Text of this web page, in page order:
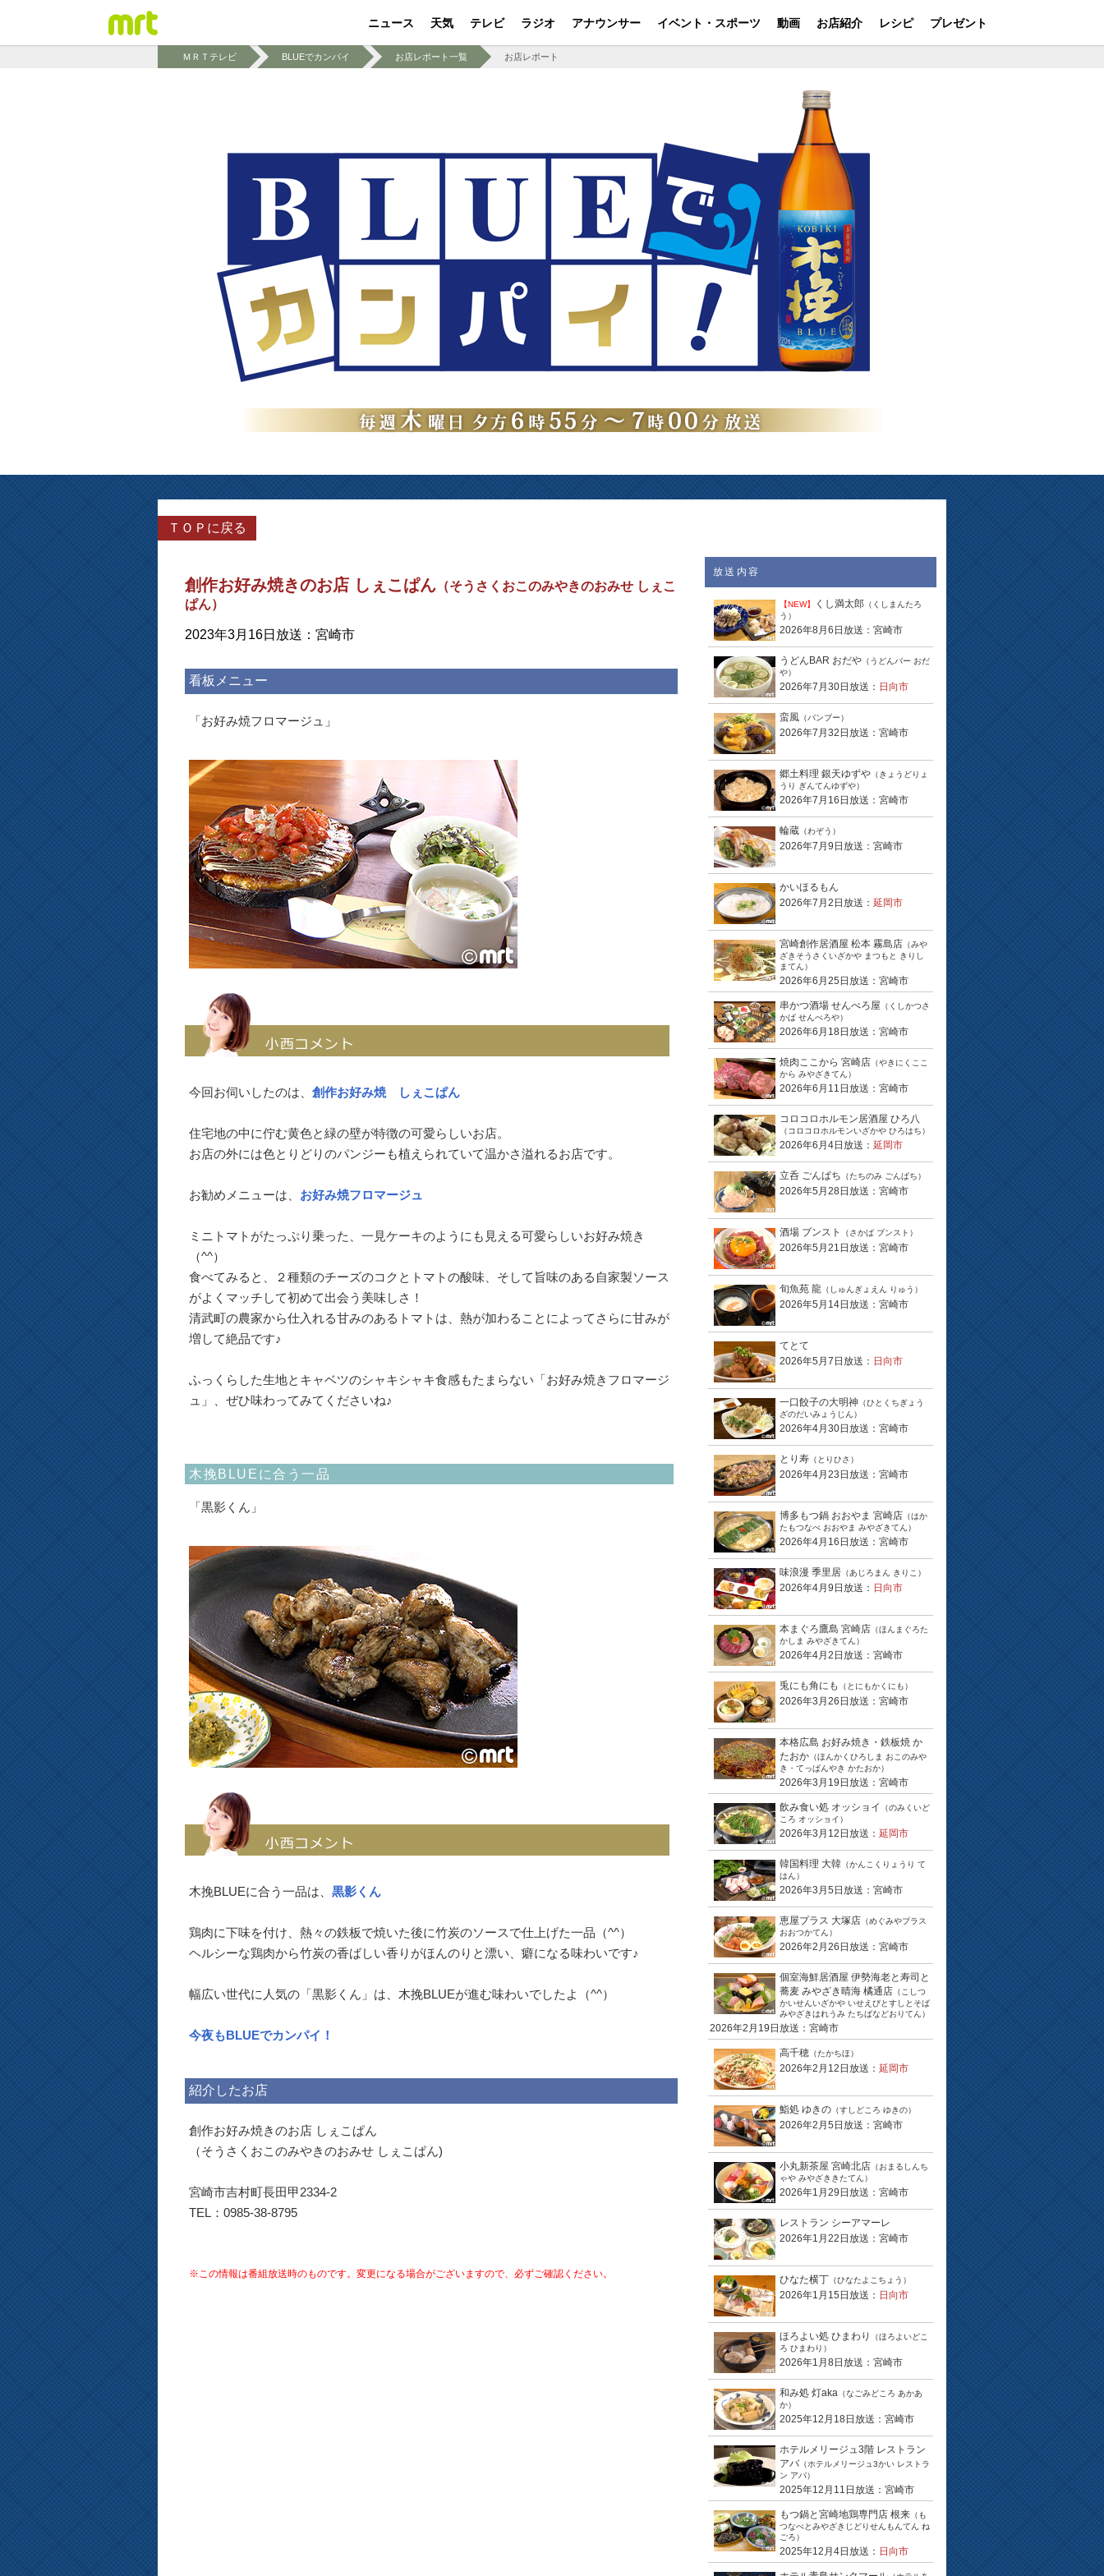
ニュース 天気 テレビ ラジオ アナウンサー イベント・スポーツ 動画 お店紹介 レシピ プレゼント
ＭＲＴテレビ BLUEでカンパイ お店レポート一覧 お店レポート
ＴＯＰに戻る
創作お好み焼きのお店 しぇこぱん （そうさくおこのみやきのおみせ しぇこ
ぱん）
2023年3月16日放送：宮崎市
看板メニュー
「お好み焼フロマージュ」
今回お伺いしたのは、 創作お好み焼 しぇこぱん
住宅地の中に佇む黄色と緑の壁が特徴の可愛らしいお店。
お店の外には色とりどりのパンジーも植えられていて温かさ溢れるお店です。
お勧めメニューは、 お好み焼フロマージュ
ミニトマトがたっぷり乗った、一見ケーキのようにも見える可愛らしいお好み焼き
（^^）
食べてみると、２種類のチーズのコクとトマトの酸味、そして旨味のある自家製ソース
がよくマッチして初めて出会う美味しさ！
清武町の農家から仕入れる甘みのあるトマトは、熱が加わることによってさらに甘みが
増して絶品です♪
ふっくらした生地とキャベツのシャキシャキ食感もたまらない「お好み焼きフロマージ
ュ」、ぜひ味わってみてくださいね♪
木挽BLUEに合う一品
「黒影くん」
木挽BLUEに合う一品は、 黒影くん
鶏肉に下味を付け、熱々の鉄板で焼いた後に竹炭のソースで仕上げた一品（^^）
ヘルシーな鶏肉から竹炭の香ばしい香りがほんのりと漂い、癖になる味わいです♪
幅広い世代に人気の「黒影くん」は、木挽BLUEが進む味わいでしたよ（^^）
今夜もBLUEでカンパイ！
紹介したお店
創作お好み焼きのお店 しぇこぱん
（そうさくおこのみやきのおみせ しぇこぱん)
宮崎市吉村町長田甲2334-2
TEL：0985-38-8795
※この情報は番組放送時のものです。変更になる場合がございますので、必ずご確認ください。
放送内容
【NEW】 くし満太郎 （くしまんたろ
う）
2026年8月6日放送：宮崎市
うどんBAR おだや （うどんバー おだ
や）
2026年7月30日放送： 日向市
蛮風 （バンブー）
2026年7月32日放送：宮崎市
郷土料理 銀天ゆずや （きょうどりょ
うり ぎんてんゆずや）
2026年7月16日放送：宮崎市
輪蔵 （わぞう）
2026年7月9日放送：宮崎市
かいほるもん
2026年7月2日放送： 延岡市
宮崎創作居酒屋 松本 霧島店 （みや
ざきそうさくいざかや まつもと きりし
まてん）
2026年6月25日放送：宮崎市
串かつ酒場 せんべろ屋 （くしかつさ
かば せんべろや）
2026年6月18日放送：宮崎市
焼肉ここから 宮崎店 （やきにくここ
から みやざきてん）
2026年6月11日放送：宮崎市
コロコロホルモン居酒屋 ひろ八
（コロコロホルモンいざかや ひろはち）
2026年6月4日放送： 延岡市
立呑 ごんぱち （たちのみ ごんぱち）
2026年5月28日放送：宮崎市
酒場 ブンスト （さかば ブンスト）
2026年5月21日放送：宮崎市
旬魚苑 龍 （しゅんぎょえん りゅう）
2026年5月14日放送：宮崎市
てとて
2026年5月7日放送： 日向市
一口餃子の大明神 （ひとくちぎょう
ざのだいみょうじん）
2026年4月30日放送：宮崎市
とり寿 （とりひさ）
2026年4月23日放送：宮崎市
博多もつ鍋 おおやま 宮崎店 （はか
たもつなべ おおやま みやざきてん）
2026年4月16日放送：宮崎市
味浪漫 季里居 （あじろまん きりこ）
2026年4月9日放送： 日向市
本まぐろ鷹島 宮崎店 （ほんまぐろた
かしま みやざきてん）
2026年4月2日放送：宮崎市
兎にも角にも （とにもかくにも）
2026年3月26日放送：宮崎市
本格広島 お好み焼き・鉄板焼 か
たおか （ほんかくひろしま おこのみや
き・てっぱんやき かたおか）
2026年3月19日放送：宮崎市
飲み食い処 オッショイ
（のみくいど
ころ オッショイ）
2026年3月12日放送： 延岡市
韓国料理 大韓 （かんこくりょうり て
はん）
2026年3月5日放送：宮崎市
恵屋プラス 大塚店 （めぐみやプラス
おおつかてん）
2026年2月26日放送：宮崎市
個室海鮮居酒屋 伊勢海老と寿司と
蕎麦 みやざき晴海 橘通店 （こしつ
かいせんいざかや いせえびとすしとそば
みやざきはれうみ たちばなどおりてん）
2026年2月19日放送：宮崎市
高千穂 （たかちほ）
2026年2月12日放送： 延岡市
鮨処 ゆきの （すしどころ ゆきの）
2026年2月5日放送：宮崎市
小丸新茶屋 宮崎北店 （おまるしんち
ゃや みやざききたてん）
2026年1月29日放送：宮崎市
レストラン シーアマーレ
2026年1月22日放送：宮崎市
ひなた横丁 （ひなたよこちょう）
2026年1月15日放送： 日向市
ほろよい処 ひまわり
（ほろよいどこ
ろ ひまわり）
2026年1月8日放送：宮崎市
和み処 灯aka （なごみどころ あかあ
か）
2025年12月18日放送：宮崎市
ホテルメリージュ3階 レストラン
アバ（ホテルメリージュ3かい レストラ
ン アバ）
2025年12月11日放送：宮崎市
もつ鍋と宮崎地鶏専門店 根来 （も
つなべとみやざきじどりせんもんてん ね
ごろ）
2025年12月4日放送： 日向市